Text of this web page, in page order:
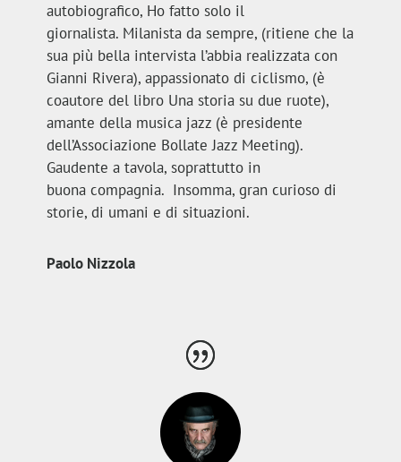
autobiografico, Ho fatto solo il
giornalista. Milanista da sempre, (ritiene che la
sua più bella intervista l’abbia realizzata con
Gianni Rivera), appassionato di ciclismo, (è
coautore del libro Una storia su due ruote),
amante della musica jazz (è presidente
dell’Associazione Bollate Jazz Meeting).
Gaudente a tavola, soprattutto in
buona compagnia. Insomma, gran curioso di
storie, di umani e di situazioni.
Paolo Nizzola